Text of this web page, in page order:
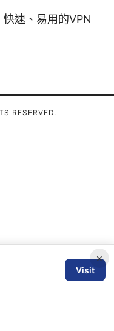
速、易用的VPN
×
Visit
RESERVED.